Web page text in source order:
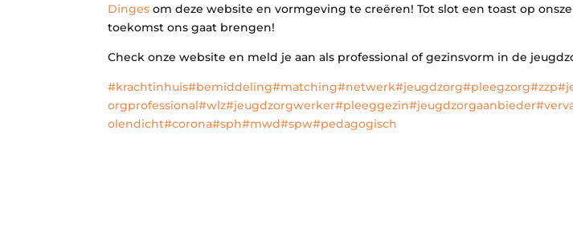
Dinges om deze website en vormgeving te creëren! Tot slot een toast op
toekomst ons gaat brengen!
Check onze website en meld je aan als professional of gezinsvorm in de
#krachtinhuis#bemiddeling#matching#netwerk#jeugdzorg#pleegzorg#zzp
orgprofessional#wlz#jeugdzorgwerker#pleeggezin#jeugdzorgaanbieder
olendicht#corona#sph#mwd#spw#pedagogisch